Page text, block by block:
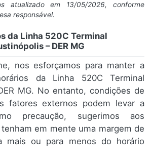
atualizado em 13/05/2026, conforme
responsável.
da Linha 520C Terminal
– DER MG
nos esforçamos para manter a
da Linha 520C Terminal
MG. No entanto, condições de
fatores externos podem levar a
precaução, sugerimos aos
em mente uma margem de
mais ou para menos do horário